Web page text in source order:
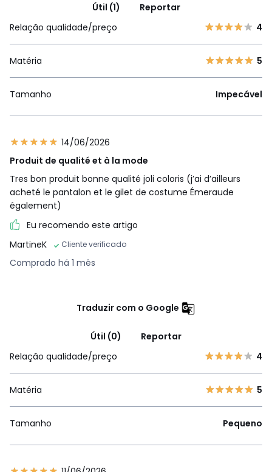
Útil (1)
Reportar
Relação qualidade/preço
4
Matéria 5
Tamanho Impecável
14/06/2026
Produit de qualité et à la mode
Tres bon produit bonne qualité joli coloris (j’ai d’ailleurs
acheté le pantalon et le gilet de costume Émeraude
également)
Eu recomendo este artigo
MartineK
Cliente verificado
Comprado há 1 mês
Traduzir com o Google
Útil (0)
Reportar
Relação qualidade/preço
4
Matéria 5
Tamanho Pequeno